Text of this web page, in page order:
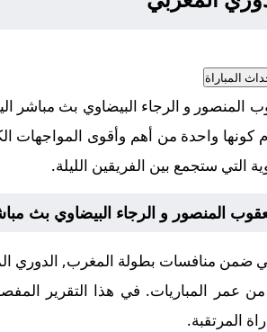
المباراة
كونها واحدة من أهم وأقوى المواجهات
التي ستجمع بين الفريقين الليلة.
المنصور و الرجاء البيضاوي بث
ضمن منافسات بطولة المغرب, الدوري
من عمر المباريات. في هذا التقرير
المرتقبة.